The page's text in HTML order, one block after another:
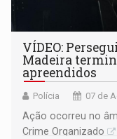
VÍDEO:
Madeira
apreendidos
Polícia 07 de
Ação ocorreu no
Crime Organizado